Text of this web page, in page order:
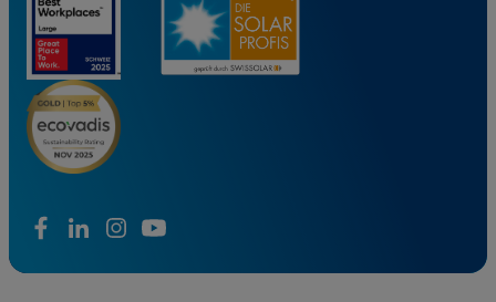
facebook
linkedininstagram
youtube